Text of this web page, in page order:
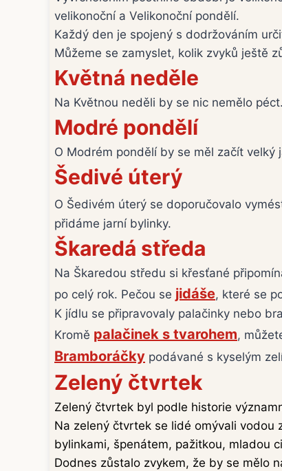
velikonoční a Velikonoční pondělí.
Každý den je spojený s dodržováním
Můžeme se zamyslet, kolik zvyků ještě
Květná neděle
Na Květnou neděli by se nic nemělo
Modré pondělí
O Modrém pondělí by se měl začít velký
Šedivé úterý
O Šedivém úterý se doporučovalo
přidáme jarní bylinky.
Škaredá středa
Na Škaredou středu si křesťané
po celý rok. Pečou se jidáše, které se
K jídlu se připravovaly palačinky nebo
Kromě palačinek s tvarohem,
Bramboráčky podávané s kyselým
Zelený čtvrtek
Zelený čtvrtek byl podle historie
Na zelený čtvrtek se lidé omývali vodou
bylinkami, špenátem, pažitkou, mladou
Dodnes zůstalo zvykem, že by se mělo